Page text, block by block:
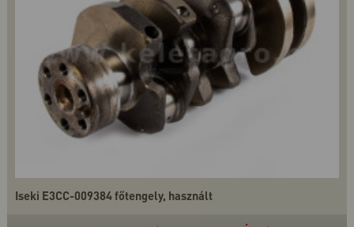
Iseki E3CC-009384 főtengely, használt